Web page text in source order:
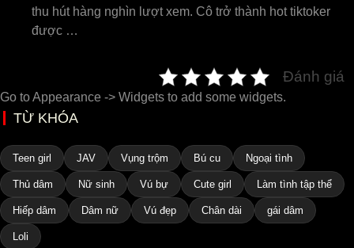
thu hút hàng nghìn lượt xem. Cô trở thành hot tiktoker
được …
Đánh giá
Go to Appearance -> Widgets to add some widgets.
TỪ KHÓA
Teen girl JAV Vụng trộm Bú cu Ngoại tình
Thủ dâm Nữ sinh Vú bự Cute girl Làm tình tập thể
Hiếp dâm Dâm nữ Vú đẹp Chân dài gái dâm
Loli